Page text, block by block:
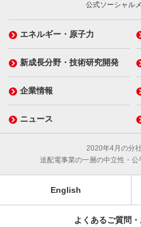
公式ソーシャル
エネルギー・原子力
新成長分野・技術研究開発
企業情報
ニュース
2020年4月の分
送配電事業の一層の中立性・公
English
よくあるご質問